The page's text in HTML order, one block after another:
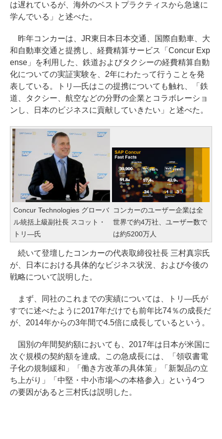
は遅れているが、海外のベストプラクティスから急速に
学んでいる」と述べた。
昨年コンカーは、JR東日本日本交通、国際自動車、大
和自動車交通と提携し、経費精算サービス「Concur Exp
ense」を利用した、鉄道およびタクシーの経費精算自動
化についての実証実験を、2年にわたって行うことを発
表している。トリ―氏はこの提携についても触れ、「鉄
道、タクシー、航空などの分野の企業とコラボレーショ
ンし、日本のビジネスに貢献していきたい」と述べた。
Concur Technologies グローバ
ル統括上級副社長 スコット・
トリ―氏
コンカーのユーザー企業は全
世界で約4万社、ユーザー数で
は約5200万人
続いて登壇したコンカーの代表取締役社長 三村真宗氏
が、日本における具体的なビジネス状況、および今後の
戦略について説明した。
まず、同社のこれまでの実績については、トリ―氏が
すでに述べたように2017年だけでも前年比74％の成長だ
が、2014年からの3年間で4.5倍に成長しているという。
国別の年間契約額においても、2017年は日本が米国に
次ぐ規模の契約額を達成。この急成長には、「領収書電
子化の規制緩和」「働き方改革の具体策」「新製品の立
ち上がり」「中堅・中小市場への本格参入」という4つ
の要因があると三村氏は説明した。